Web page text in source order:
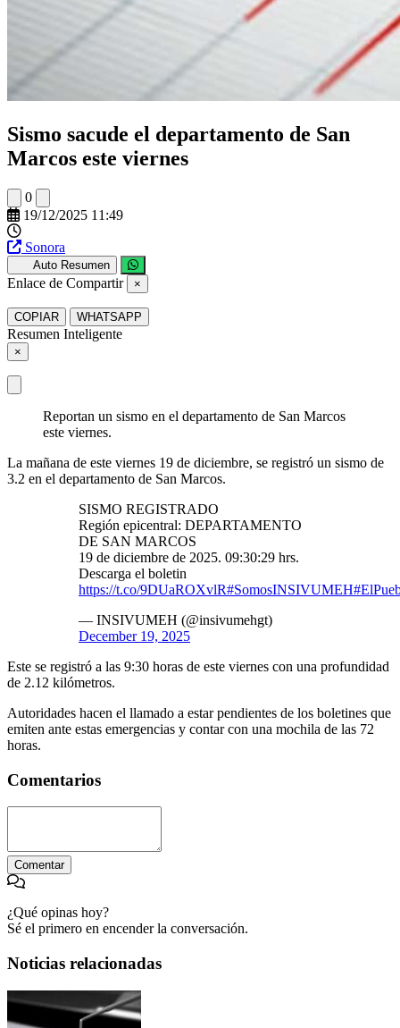
Sismo sacude el departamento de San
Marcos este viernes
0
19/12/2025 11:49
Sonora
Auto Resumen
Enlace de Compartir ×
COPIAR WHATSAPP
Resumen Inteligente
×
Reportan un sismo en el departamento de San Marcos
este viernes.
La mañana de este viernes 19 de diciembre, se registró un sismo de
3.2 en el departamento de San Marcos.
SISMO REGISTRADO
Región epicentral: DEPARTAMENTO
DE SAN MARCOS
19 de diciembre de 2025. 09:30:29 hrs.
Descarga el boletin
https://t.co/9DUaROXvlR#SomosINSIVUMEH
— INSIVUMEH (@insivumehgt)
December 19, 2025
Este se registró a las 9:30 horas de este viernes con una profundidad
de 2.12 kilómetros.
Autoridades hacen el llamado a estar pendientes de los boletines que
emiten ante estas emergencias y contar con una mochila de las 72
horas.
Comentarios
Comentar
¿Qué opinas hoy?
Sé el primero en encender la conversación.
Noticias relacionadas